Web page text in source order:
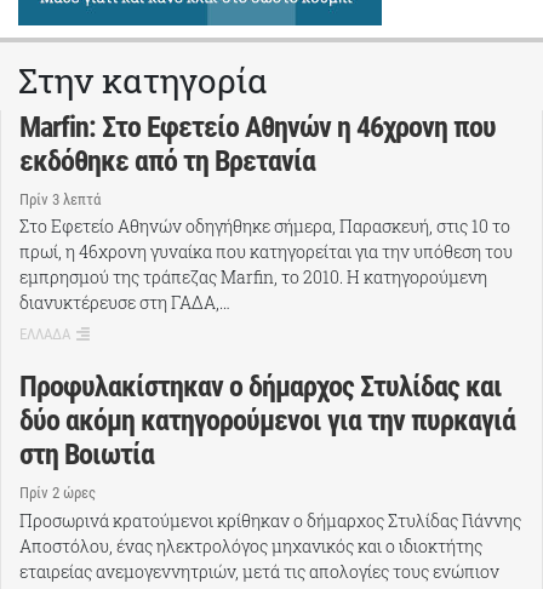
Στην κατηγορία
Marfin: Στο Εφετείο Αθηνών η 46χρονη που
εκδόθηκε από τη Βρετανία
Πρίν 3 λεπτά
Στο Εφετείο Αθηνών οδηγήθηκε σήμερα, Παρασκευή, στις 10 το
πρωί, η 46χρονη γυναίκα που κατηγορείται για την υπόθεση του
εμπρησμού της τράπεζας Marfin, το 2010. Η κατηγορούμενη
διανυκτέρευσε στη ΓΑΔΑ,…
ΕΛΛΑΔΑ
Προφυλακίστηκαν ο δήμαρχος Στυλίδας και
δύο ακόμη κατηγορούμενοι για την πυρκαγιά
στη Βοιωτία
Πρίν 2 ώρες
Προσωρινά κρατούμενοι κρίθηκαν ο δήμαρχος Στυλίδας Γιάννης
Αποστόλου, ένας ηλεκτρολόγος μηχανικός και ο ιδιοκτήτης
εταιρείας ανεμογεννητριών, μετά τις απολογίες τους ενώπιον